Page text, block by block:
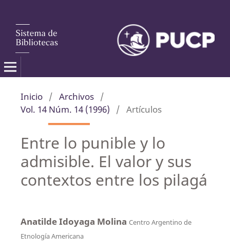
Inicio / Archivos /
Vol. 14 Núm. 14 (1996)
/ Artículos
Entre lo punible y lo
admisible. El valor y sus
contextos entre los pilagá
Anatilde Idoyaga Molina Centro Argentino de
Etnología Americana